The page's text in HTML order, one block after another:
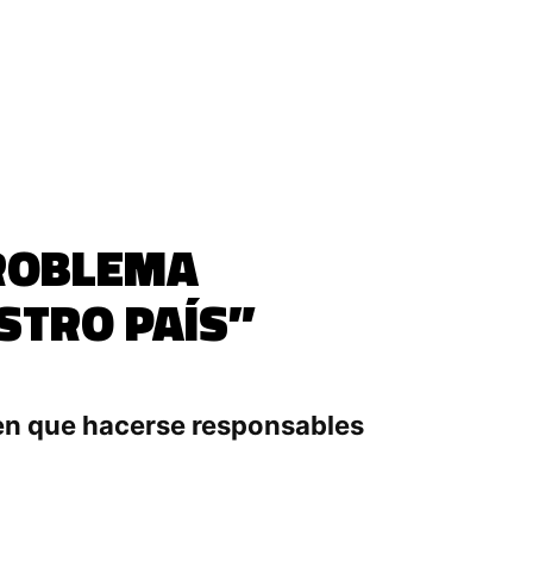
PAÍS”
que hacerse responsables